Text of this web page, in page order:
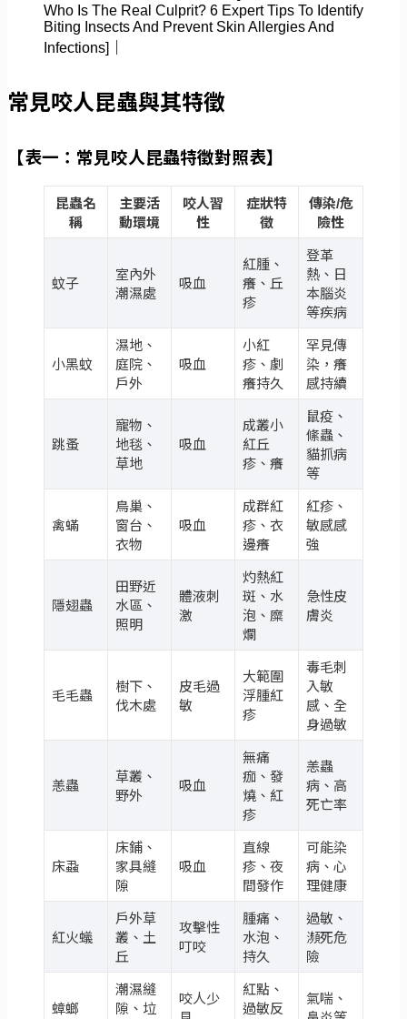
常見咬人昆蟲與其特徵
【表一：常見咬人昆蟲特徵對照表】
昆蟲名
稱
主要活
動環境
咬人習
性
症狀特
徵
傳染/危
險性
蚊子
室內外
潮濕處
吸血
紅腫、
癢、丘
疹
登革
熱、日
本腦炎
等疾病
小黑蚊
濕地、
庭院、
戶外
吸血
小紅
疹、劇
癢持久
罕見傳
染，癢
感持續
跳蚤
寵物、
地毯、
草地
吸血
成叢小
紅丘
疹、癢
鼠疫、
絛蟲、
貓抓病
等
禽蟎
鳥巢、
窗台、
衣物
吸血
成群紅
疹、衣
邊癢
紅疹、
敏感感
強
隱翅蟲
田野近
水區、
照明
體液刺
激
灼熱紅
斑、水
泡、糜
爛
急性皮
膚炎
毛毛蟲
樹下、
伐木處
皮毛過
敏
大範圍
浮腫紅
疹
毒毛刺
入敏
感、全
身過敏
恙蟲
草叢、
野外
吸血
無痛
痂、發
燒、紅
疹
恙蟲
病、高
死亡率
床蝨
床鋪、
家具縫
隙
吸血
直線
疹、夜
間發作
可能染
病、心
理健康
紅火蟻
戶外草
叢、土
丘
攻擊性
叮咬
腫痛、
水泡、
持久
過敏、
瀕死危
險
蟑螂
潮濕縫
隙、垃
咬人少
紅點、
過敏反
氣喘、